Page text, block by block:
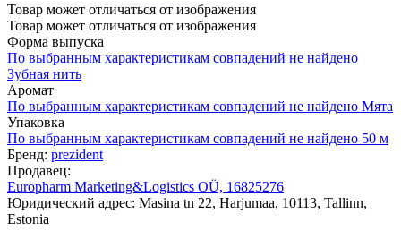
Товар может отличаться от изображения
Товар может отличаться от изображения
Форма выпуска
По выбранным характеристикам совпадений не найдено
Зубная нить
Аромат
По выбранным характеристикам совпадений не найдено Мята
Упаковка
По выбранным характеристикам совпадений не найдено 50 м
Бренд: prezident
Продавец:
Europharm Marketing&Logistics OÜ, 16825276
Юридический адрес: Masina tn 22, Harjumaa, 10113, Tallinn,
Estonia